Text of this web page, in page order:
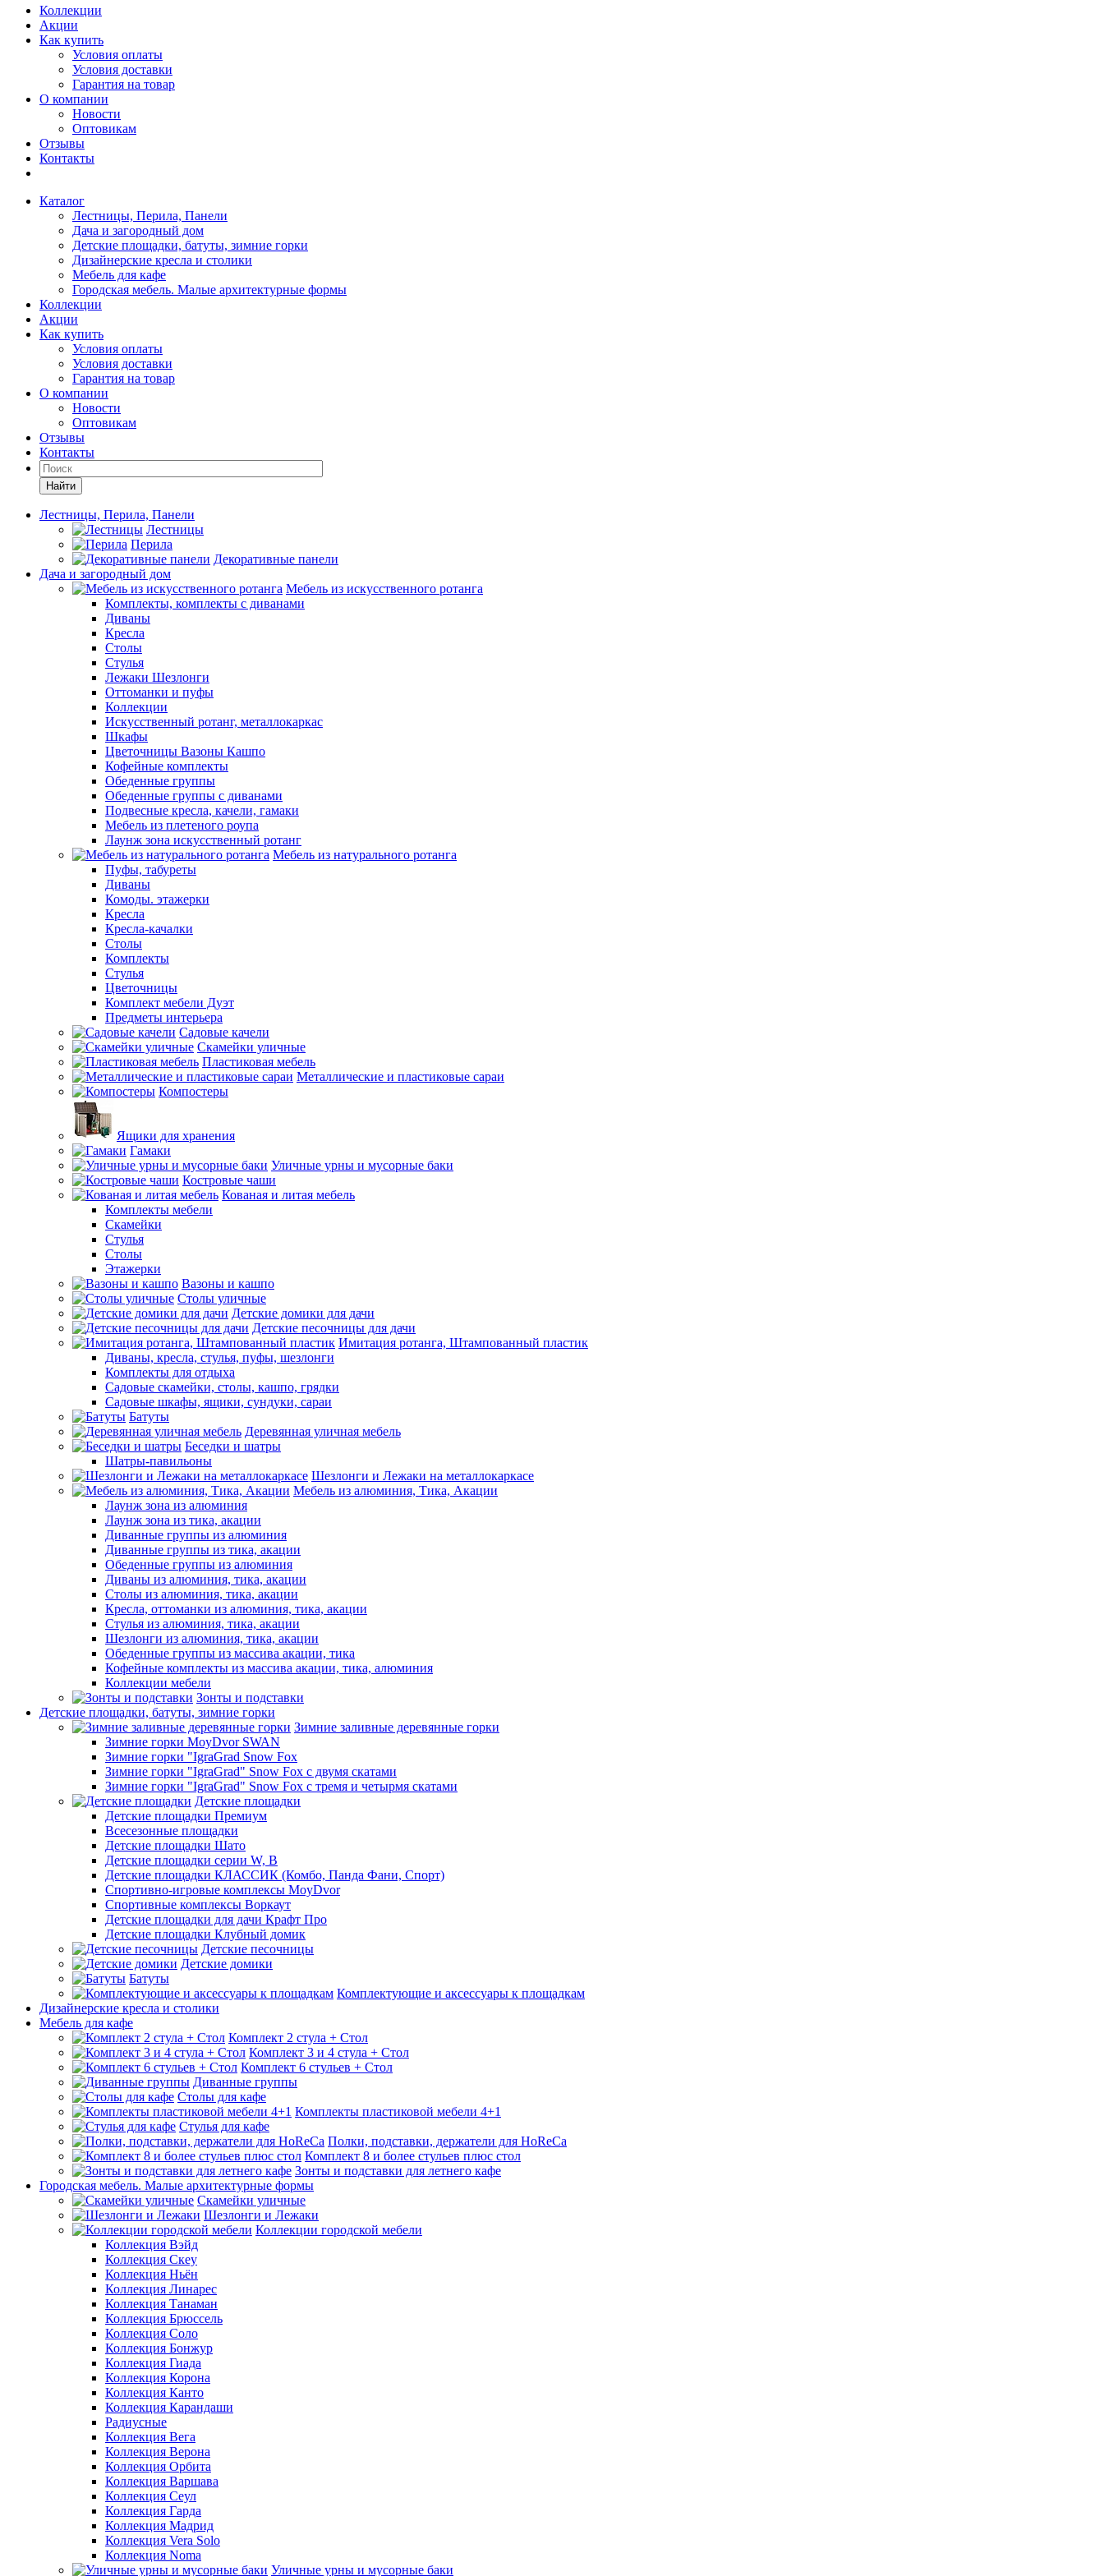
Коллекции
Акции
Как купить
Условия оплаты
Условия доставки
Гарантия на товар
О компании
Новости
Оптовикам
Отзывы
Контакты
Каталог
Лестницы, Перила, Панели
Дача и загородный дом
Детские площадки, батуты, зимние горки
Дизайнерские кресла и столики
Мебель для кафе
Городская мебель. Малые архитектурные формы
Коллекции
Акции
Как купить
Условия оплаты
Условия доставки
Гарантия на товар
О компании
Новости
Оптовикам
Отзывы
Контакты
Найти
Лестницы, Перила, Панели
Лестницы
Перила
Декоративные панели
Дача и загородный дом
Мебель из искусственного ротанга
Комплекты, комплекты с диванами
Диваны
Кресла
Столы
Стулья
Лежаки Шезлонги
Оттоманки и пуфы
Коллекции
Искусственный ротанг, металлокаркас
Шкафы
Цветочницы Вазоны Кашпо
Кофейные комплекты
Обеденные группы
Обеденные группы с диванами
Подвесные кресла, качели, гамаки
Мебель из плетеного роупа
Лаунж зона искусственный ротанг
Мебель из натурального ротанга
Пуфы, табуреты
Диваны
Комоды. этажерки
Кресла
Кресла-качалки
Столы
Комплекты
Стулья
Цветочницы
Комплект мебели Дуэт
Предметы интерьера
Садовые качели
Скамейки уличные
Пластиковая мебель
Металлические и пластиковые сараи
Компостеры
Ящики для хранения
Гамаки
Уличные урны и мусорные баки
Костровые чаши
Кованая и литая мебель
Комплекты мебели
Скамейки
Стулья
Столы
Этажерки
Вазоны и кашпо
Столы уличные
Детские домики для дачи
Детские песочницы для дачи
Имитация ротанга, Штампованный пластик
Диваны, кресла, стулья, пуфы, шезлонги
Комплекты для отдыха
Садовые скамейки, столы, кашпо, грядки
Садовые шкафы, ящики, сундуки, сараи
Батуты
Деревянная уличная мебель
Беседки и шатры
Шатры-павильоны
Шезлонги и Лежаки на металлокаркасе
Мебель из алюминия, Тика, Акации
Лаунж зона из алюминия
Лаунж зона из тика, акации
Диванные группы из алюминия
Диванные группы из тика, акации
Обеденные группы из алюминия
Диваны из алюминия, тика, акации
Столы из алюминия, тика, акации
Кресла, оттоманки из алюминия, тика, акации
Стулья из алюминия, тика, акации
Шезлонги из алюминия, тика, акации
Обеденные группы из массива акации, тика
Кофейные комплекты из массива акации, тика, алюминия
Коллекции мебели
Зонты и подставки
Детские площадки, батуты, зимние горки
Зимние заливные деревянные горки
Зимние горки MoyDvor SWAN
Зимние горки "IgraGrad Snow Fox
Зимние горки "IgraGrad" Snow Fox с двумя скатами
Зимние горки "IgraGrad" Snow Fox с тремя и четырмя скатами
Детские площадки
Детские площадки Премиум
Всесезонные площадки
Детские площадки Шато
Детские площадки серии W, В
Детские площадки КЛАССИК (Комбо, Панда Фани, Спорт)
Спортивно-игровые комплексы MoyDvor
Спортивные комплексы Воркаут
Детские площадки для дачи Крафт Про
Детские площадки Клубный домик
Детские песочницы
Детские домики
Батуты
Комплектующие и аксессуары к площадкам
Дизайнерские кресла и столики
Мебель для кафе
Комплект 2 стула + Стол
Комплект 3 и 4 стула + Стол
Комплект 6 стульев + Стол
Диванные группы
Столы для кафе
Комплекты пластиковой мебели 4+1
Стулья для кафе
Полки, подставки, держатели для HoReCa
Комплект 8 и более стульев плюс стол
Зонты и подставки для летнего кафе
Городская мебель. Малые архитектурные формы
Скамейки уличные
Шезлонги и Лежаки
Коллекции городской мебели
Коллекция Вэйд
Коллекция Скеу
Коллекция Ньён
Коллекция Линарес
Коллекция Танаман
Коллекция Брюссель
Коллекция Соло
Коллекция Бонжур
Коллекция Гиада
Коллекция Корона
Коллекция Канто
Коллекция Карандаши
Радиусные
Коллекция Вега
Коллекция Верона
Коллекция Орбита
Коллекция Варшава
Коллекция Сеул
Коллекция Гарда
Коллекция Мадрид
Коллекция Vera Solo
Коллекция Noma
Уличные урны и мусорные баки